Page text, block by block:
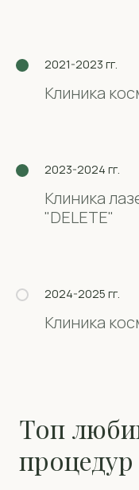
2021-2023 гг.
Клиника
2023-2024 гг.
Клиника
"DELETE"
2024-2025 гг.
Клиника
До и после: